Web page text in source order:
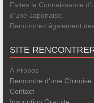
Faites la Connaissance
d'une Japonaise.
Rencontrez également
SITE
À Propos
Rencontre d'une
Contact